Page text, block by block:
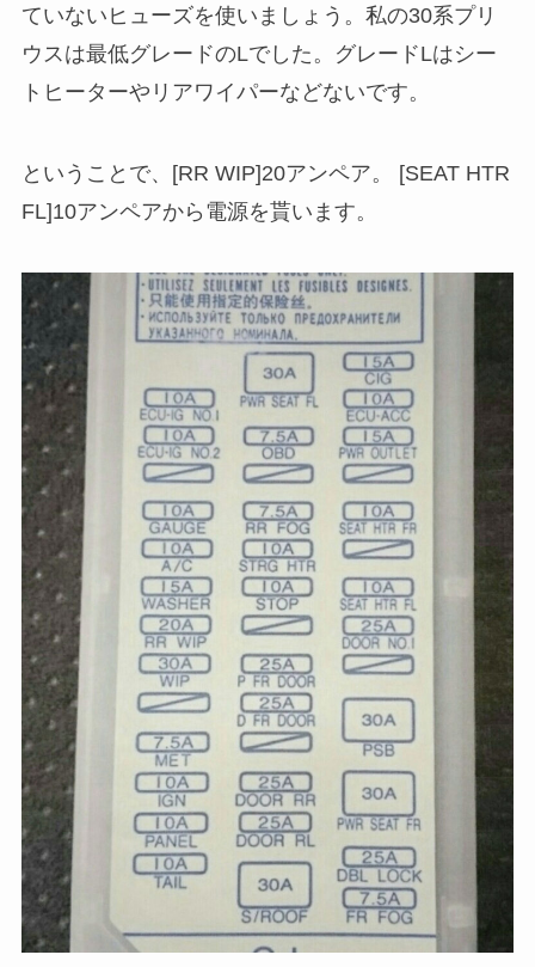
ていないヒューズを使いましょう。私の30系プリ
ウスは最低グレードのLでした。グレードLはシー
トヒーターやリアワイパーなどないです。
ということで、[RR WIP]20アンペア。 [SEAT HTR
FL]10アンペアから電源を貰います。